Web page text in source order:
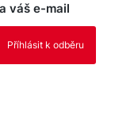
váš e-mail